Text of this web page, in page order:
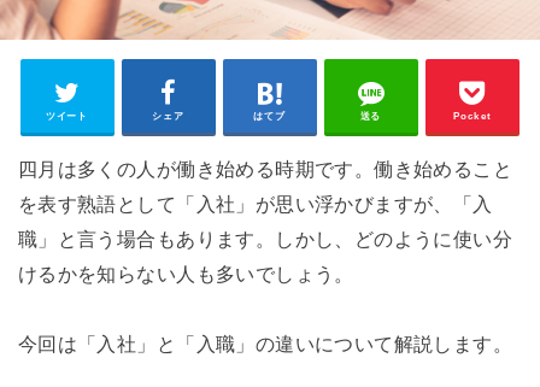
ツイート シェア はてブ 送る Pocket
四月は多くの人が働き始める時期です。働き始めること
を表す熟語として「入社」が思い浮かびますが、「入
職」と言う場合もあります。しかし、どのように使い分
けるかを知らない人も多いでしょう。
今回は「入社」と「入職」の違いについて解説します。